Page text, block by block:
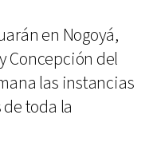
en Nogoyá,
Concepción del
las instancias
toda la